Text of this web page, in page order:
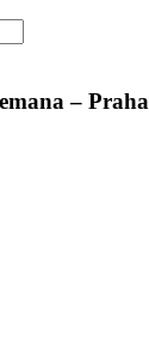
– Praha